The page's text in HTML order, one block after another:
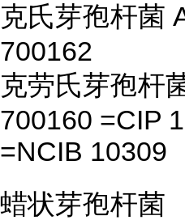
克氏芽孢杆菌
700162
克劳氏芽孢杆
700160 =CIP
=NCIB 10309
蜡状芽孢杆菌